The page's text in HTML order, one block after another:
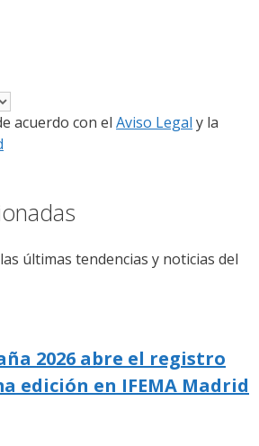
acuerdo con el Aviso Legal y la
últimas tendencias y noticias del
2026 abre el registro
edición en IFEMA Madrid